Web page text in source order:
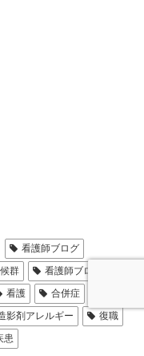
看護師ブログ
群
看護師ブロガー
看護
合併症
影剤アレルギー
復職
患